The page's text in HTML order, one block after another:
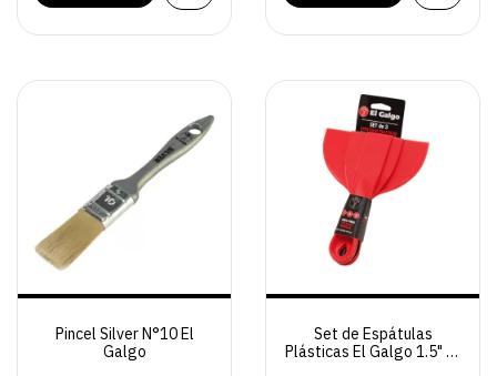
Pincel Silver N°10 El
Galgo
Set de Espátulas
Plásticas El Galgo 1.5" 3"